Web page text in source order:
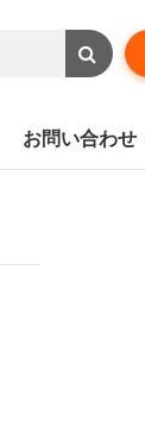
お問い合わせ